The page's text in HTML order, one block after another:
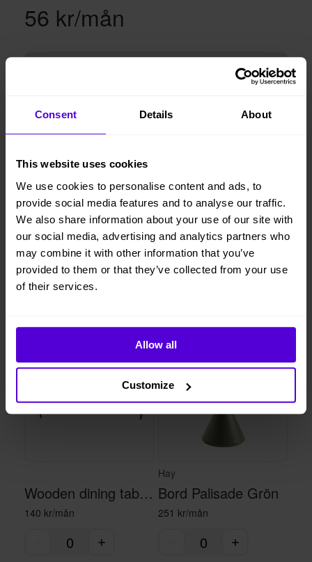
Consent Details About
This website uses cookies
We use cookies to personalise content and ads, to
provide social media features and to analyse our traffic.
We also share information about your use of our site with
our social media, advertising and analytics partners who
may combine it with other information that you’ve
provided to them or that they’ve collected from your use
of their services.
Allow all
Customize
56 kr/mån
Hyresperioden löper tillsvidare, faktureras per månad
Vi levererar, monterar och returnerar
Helt flexibelt
uppsägningstid
Wooden dining table - black/brown
140 kr/mån
Hay
Bord Palisade Grön
251 kr/mån